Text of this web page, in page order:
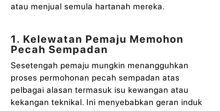
atau menjual semula hartanah mereka.
1. Kelewatan Pemaju Memohon
Pecah Sempadan
Sesetengah pemaju mungkin menangguhkan
proses permohonan pecah sempadan atas
pelbagai alasan termasuk isu kewangan atau
kekangan teknikal. Ini menyebabkan geran induk